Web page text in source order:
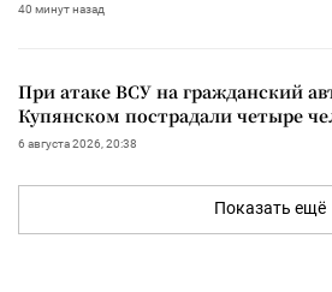
40 минут назад
При атаке ВСУ на гражданский
Купянском пострадали четыре
6 августа 2026, 20:38
Показать ещё